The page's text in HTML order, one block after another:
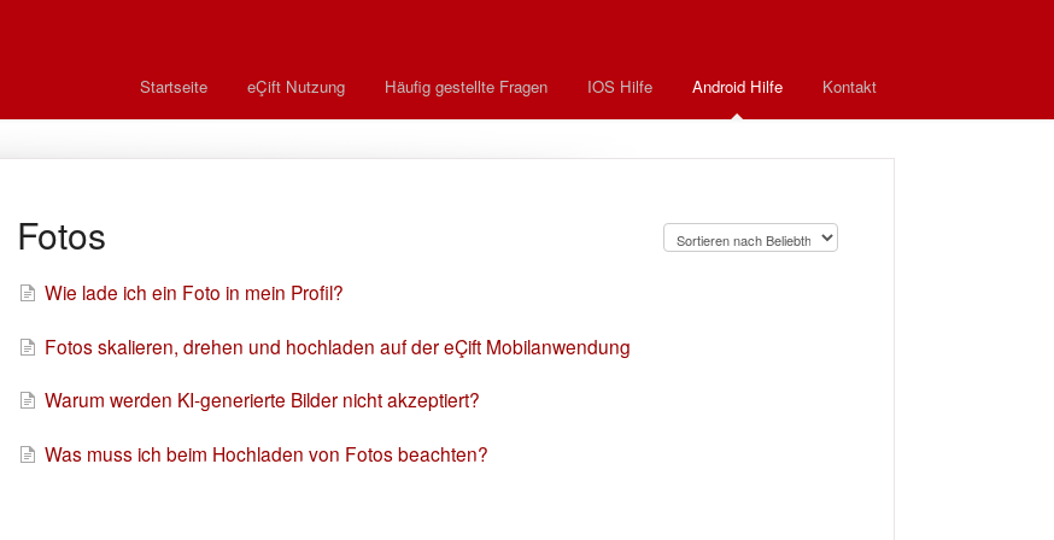
Startseite eÇift Nutzung Häufig gestellte Fragen IOS Hilfe Android Hilfe Kontakt
Fotos
Wie lade ich ein Foto in mein Profil?
Fotos skalieren, drehen und hochladen auf der eÇift Mobilanwendung
Warum werden KI-generierte Bilder nicht akzeptiert?
Was muss ich beim Hochladen von Fotos beachten?